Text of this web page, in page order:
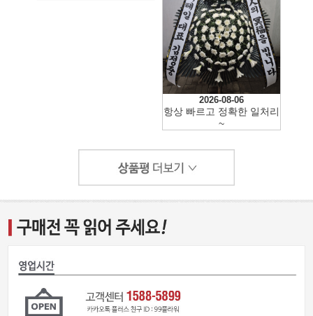
2026-08-06
항상 빠르고 정확한 일처리
~